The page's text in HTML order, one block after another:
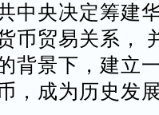
中央决定筹建
币贸易关系，
背景下，建立
，成为历史发